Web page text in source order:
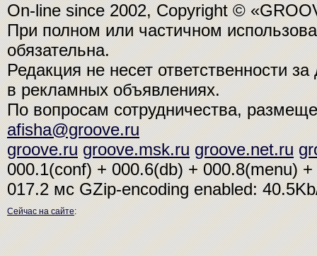
On-line since 2002, Copyright ©
При полном или частичном
обязательна.
Редакция не несет ответственности
в рекламных объявлениях.
По вопросам сотрудничества,
afisha@groove.ru
groove.ru groove.msk.ru groove.net.ru
000.1(conf) + 000.6(db) + 000.8(menu)
017.2 мсGZip-encoding enabled:
Сейчас на сайте: